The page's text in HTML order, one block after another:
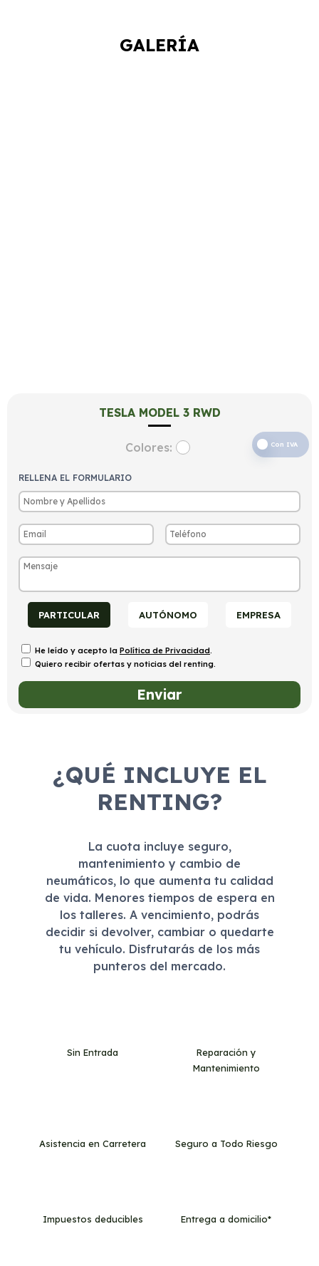
GALERÍA
TESLA MODEL 3 RWD
Con IVA
Colores:
RELLENA EL FORMULARIO
PARTICULAR AUTÓNOMO EMPRESA
He leído y acepto la Política de Privacidad.
Quiero recibir ofertas y noticias del renting.
¿QUÉ INCLUYE EL
RENTING?
La cuota incluye seguro,
mantenimiento y cambio de
neumáticos, lo que aumenta tu calidad
de vida. Menores tiempos de espera en
los talleres. A vencimiento, podrás
decidir si devolver, cambiar o quedarte
tu vehículo. Disfrutarás de los más
punteros del mercado.
Sin Entrada
Reparación y
Mantenimiento
Asistencia en Carretera Seguro a Todo Riesgo
Impuestos deducibles Entrega a domicilio*